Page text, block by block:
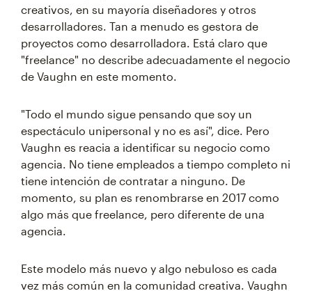
creativos, en su mayoría diseñadores y otros
desarrolladores. Tan a menudo es gestora de
proyectos como desarrolladora. Está claro que
"freelance" no describe adecuadamente el negocio
de Vaughn en este momento.
"Todo el mundo sigue pensando que soy un
espectáculo unipersonal y no es así", dice. Pero
Vaughn es reacia a identificar su negocio como
agencia. No tiene empleados a tiempo completo ni
tiene intención de contratar a ninguno. De
momento, su plan es renombrarse en 2017 como
algo más que freelance, pero diferente de una
agencia.
Este modelo más nuevo y algo nebuloso es cada
vez más común en la comunidad creativa. Vaughn